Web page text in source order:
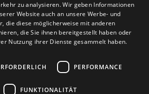
Zahlarten Retoure
zu analysieren. Wir geben Informationen
Website auch an unsere Werbe- und
die diese möglicherweise mit anderen
die Sie ihnen bereitgestellt haben oder
Nutzung ihrer Dienste gesammelt haben.
PERFORMANCE
FUNKTIONALITÄT